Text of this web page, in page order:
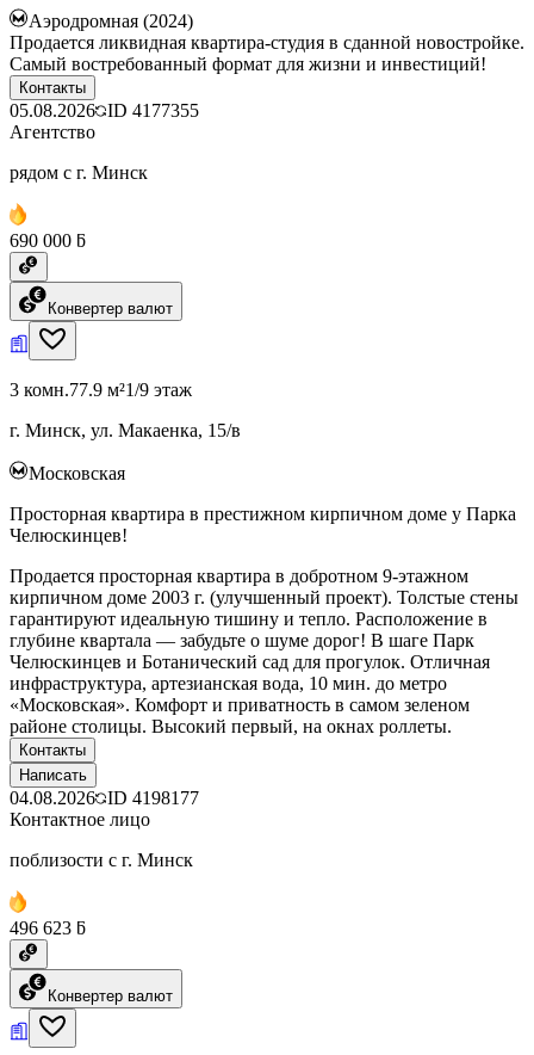
Аэродромная (2024)
Продается ликвидная квартира-студия в сданной новостройке.
Самый востребованный формат для жизни и инвестиций!
Контакты
05.08.2026 ID 4177355
Агентство
рядом с г. Минск
690 000 ƃ
Конвертер валют
3 комн.77.9 м²1/9 этаж
г. Минск, ул. Макаенка, 15/в
Московская
Просторная квартира в престижном кирпичном доме у Парка
Челюскинцев!
Продается просторная квартира в добротном 9-этажном
кирпичном доме 2003 г. (улучшенный проект). Толстые стены
гарантируют идеальную тишину и тепло. Расположение в
глубине квартала — забудьте о шуме дорог! В шаге Парк
Челюскинцев и Ботанический сад для прогулок. Отличная
инфраструктура, артезианская вода, 10 мин. до метро
«Московская». Комфорт и приватность в самом зеленом
районе столицы. Высокий первый, на окнах роллеты.
Контакты
Написать
04.08.2026 ID 4198177
Контактное лицо
поблизости с г. Минск
496 623 ƃ
Конвертер валют